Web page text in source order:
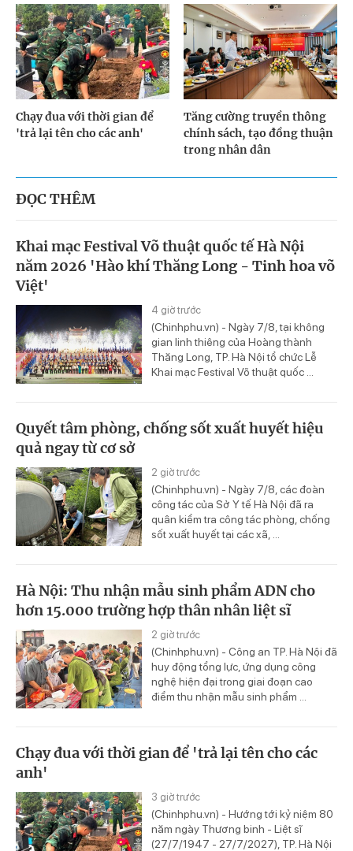
Chạy đua với thời gian để
'trả lại tên cho các anh'
Tăng cường truyền thông
chính sách, tạo đồng thuận
trong nhân dân
ĐỌC THÊM
Khai mạc Festival Võ thuật quốc tế Hà Nội
năm 2026 'Hào khí Thăng Long - Tinh hoa võ
Việt'
4 giờ trước
(Chinhphu.vn) - Ngày 7/8, tại không
gian linh thiêng của Hoàng thành
Thăng Long, TP. Hà Nội tổ chức Lễ
Khai mạc Festival Võ thuật quốc ...
Quyết tâm phòng, chống sốt xuất huyết hiệu
quả ngay từ cơ sở
2 giờ trước
(Chinhphu.vn) - Ngày 7/8, các đoàn
công tác của Sở Y tế Hà Nội đã ra
quân kiểm tra công tác phòng, chống
sốt xuất huyết tại các xã, ...
Hà Nội: Thu nhận mẫu sinh phẩm ADN cho
hơn 15.000 trường hợp thân nhân liệt sĩ
2 giờ trước
(Chinhphu.vn) - Công an TP. Hà Nội đã
huy động tổng lực, ứng dụng công
nghệ hiện đại trong giai đoạn cao
điểm thu nhận mẫu sinh phẩm ...
Chạy đua với thời gian để 'trả lại tên cho các
anh'
3 giờ trước
(Chinhphu.vn) - Hướng tới kỷ niệm 80
năm ngày Thương binh - Liệt sĩ
(27/7/1947 - 27/7/2027), TP. Hà Nội